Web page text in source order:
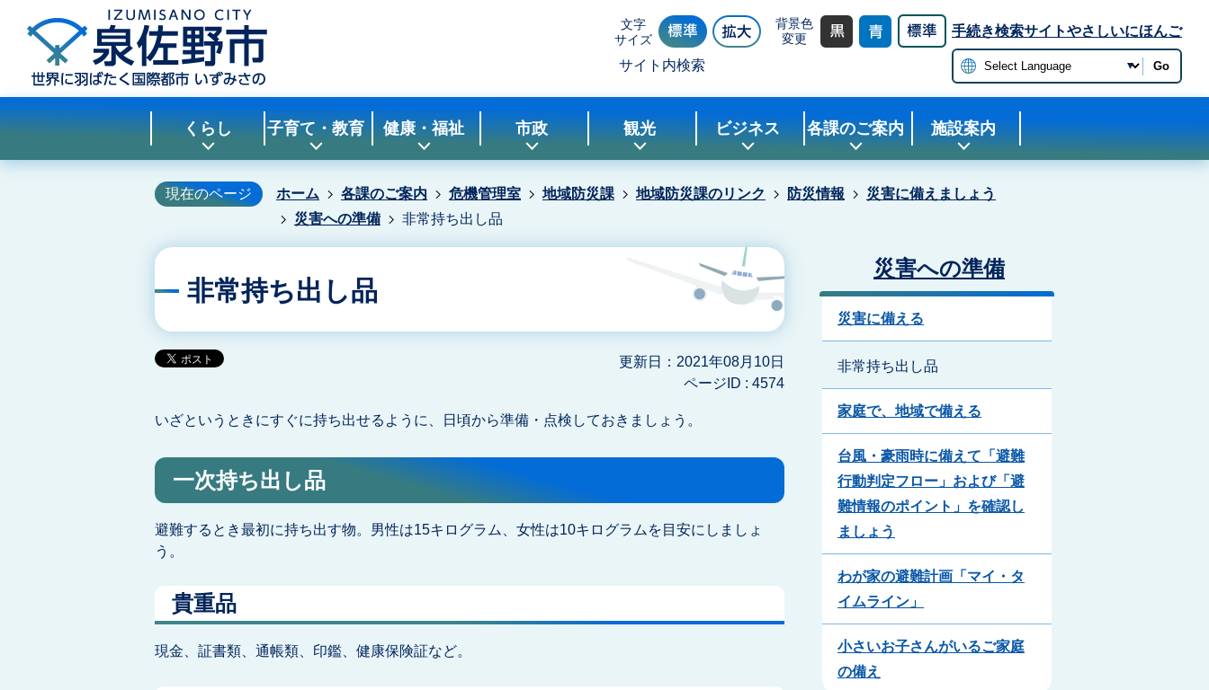
文字
サイズ
背景色
変更
手続き検索サイトやさしいにほんご
サイト内検索 Go
くらし 子育て・教育 健康・福祉 市政 観光 ビジネス 各課のご案内 施設案内
現在のページ ホーム 各課のご案内 危機管理室 地域防災課 地域防災課のリンク 防災情報
災害に備えましょう
災害への準備
非常持ち出し品
非常持ち出し品
更新日：2021年08月10日
ページID : 4574
いざというときにすぐに持ち出せるように、日頃から準備・点検しておきましょう。
一次持ち出し品
避難するとき最初に持ち出す物。男性は15キログラム、女性は10キログラムを目安にしましょ
う。
貴重品
現金、証書類、通帳類、印鑑、健康保険証など。
災害への準備
災害に備える
非常持ち出し品
家庭で、地域で備える
台風・豪雨時に備えて「避難
行動判定フロー」および「避
難情報のポイント」を確認し
ましょう
わが家の避難計画「マイ・タ
イムライン」
小さいお子さんがいるご家庭
の備え